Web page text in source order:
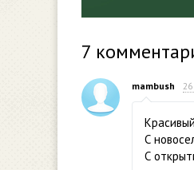
7
mambush
С
С